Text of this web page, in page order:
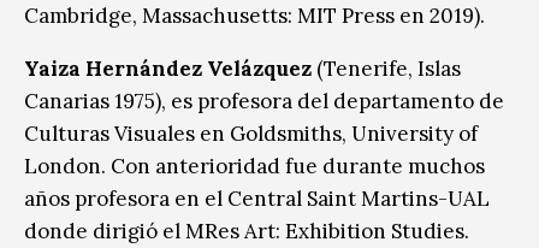
Cambridge, Massachusetts: MIT Press en 2019).
Yaiza Hernández Velázquez (Tenerife, Islas
Canarias 1975), es profesora del departamento de
Culturas Visuales en Goldsmiths, University of
London. Con anterioridad fue durante muchos
años profesora en el Central Saint Martins-UAL
donde dirigió el MRes Art: Exhibition Studies.